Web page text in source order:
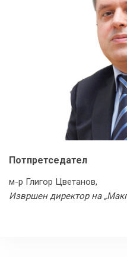
Потпретседател
м-р Глигор Цветанов,
Извршен директор на